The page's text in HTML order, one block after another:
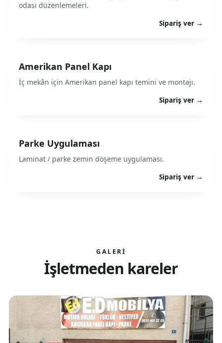
odası düzenlemeleri.
Sipariş ver →
Amerikan Panel Kapı
İç mekân için Amerikan panel kapı temini ve montajı.
Sipariş ver →
Parke Uygulaması
Laminat / parke zemin döşeme uygulaması.
Sipariş ver →
GALERI
İşletmeden kareler